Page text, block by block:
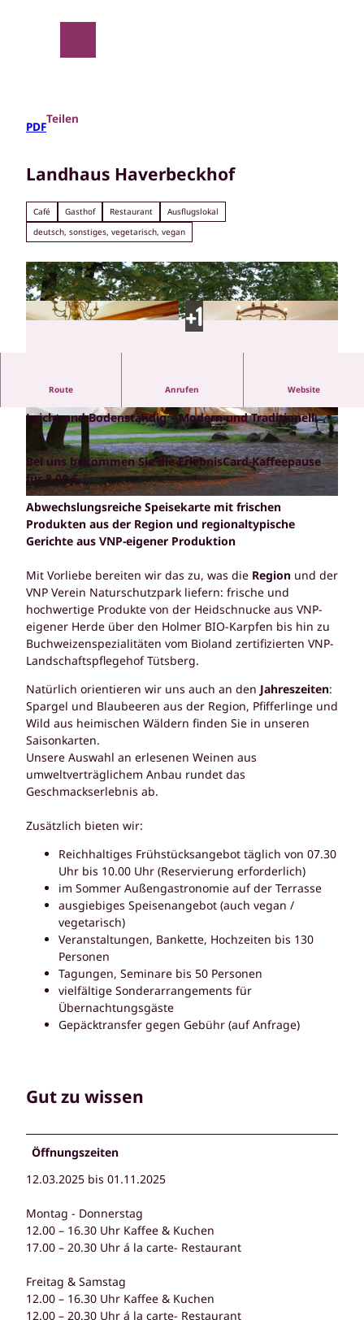
PDF
Teilen
Landhaus Haverbeckhof
Café Gasthof Restaurant
Ausflugslokal
deutsch, sonstiges, vegetarisch, vegan
© VNP
© VNP, Christian Burmester © VNP, Christian Burmester
Route Anrufen Website
Landhaus Haverbeckhof
Leicht und Bodenständig – Modern und Traditionell
Bei uns bekommen Sie die ErlebnisCard-Kaffeepause
für 8,00 €.
Abwechslungsreiche Speisekarte mit frischen
Produkten aus der Region und regionaltypische
Gerichte aus VNP-eigener Produktion
Mit Vorliebe bereiten wir das zu, was die Region und der
VNP Verein Naturschutzpark liefern: frische und
hochwertige Produkte von der Heidschnucke aus VNP-
eigener Herde über den Holmer BIO-Karpfen bis hin zu
Buchweizenspezialitäten vom Bioland zertifizierten VNP-
Landschaftspflegehof Tütsberg.
Natürlich orientieren wir uns auch an den Jahreszeiten:
Spargel und Blaubeeren aus der Region, Pfifferlinge und
Wild aus heimischen Wäldern finden Sie in unseren
Saisonkarten.
Unsere Auswahl an erlesenen Weinen aus
umweltverträglichem Anbau rundet das
Geschmackserlebnis ab.
Zusätzlich bieten wir:
Reichhaltiges Frühstücksangebot täglich von 07.30
Uhr bis 10.00 Uhr (Reservierung erforderlich)
im Sommer Außengastronomie auf der Terrasse
ausgiebiges Speisenangebot (auch vegan /
vegetarisch)
Veranstaltungen, Bankette, Hochzeiten bis 130
Personen
Tagungen, Seminare bis 50 Personen
vielfältige Sonderarrangements für
Übernachtungsgäste
Gepäcktransfer gegen Gebühr (auf Anfrage)
Gut zu wissen
Öffnungszeiten
12.03.2025 bis 01.11.2025
Montag - Donnerstag
12.00 – 16.30 Uhr Kaffee & Kuchen
17.00 – 20.30 Uhr á la carte- Restaurant
Freitag & Samstag
12.00 – 16.30 Uhr Kaffee & Kuchen
12.00 – 20.30 Uhr á la carte- Restaurant